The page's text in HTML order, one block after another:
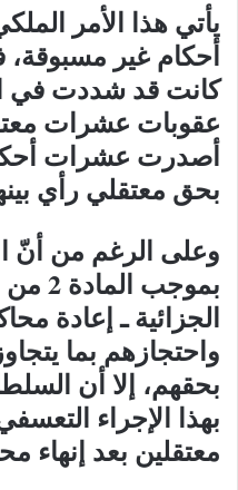
يأتي هذا الأمر
أحكام غير مسبوقة،
كانت قد شددت في
عقوبات عشرات
أصدرت عشرات
بحق معتقلي رأي
وعلى الرغم من أنّ
الجزائية ـ إعادة
واحتجازهم بما
بحقهم، إلا أن
بهذا الإجراء
معتقلين بعد إنهاء